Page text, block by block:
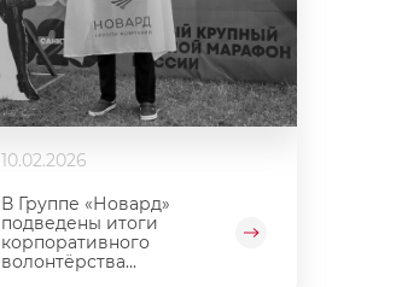
10.02.2026
В Группе «Новард»
подведены итоги
корпоративного
волонтёрства...